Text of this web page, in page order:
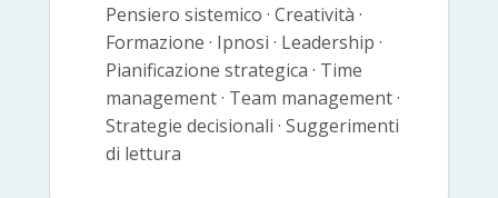
Pensiero sistemico · Creatività ·
Formazione · Ipnosi · Leadership ·
Pianificazione strategica · Time
management · Team management ·
Strategie decisionali · Suggerimenti
di lettura